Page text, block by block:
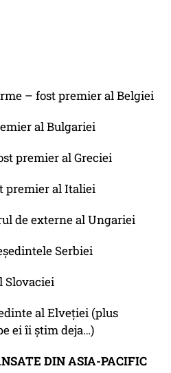
– fost premier al Belgiei
al Bulgariei
premier al Greciei
premier al Italiei
de externe al Ungariei
Serbiei
Slovaciei
al Elveției (plus
ei îi știm deja…)
DIN ASIA-PACIFIC